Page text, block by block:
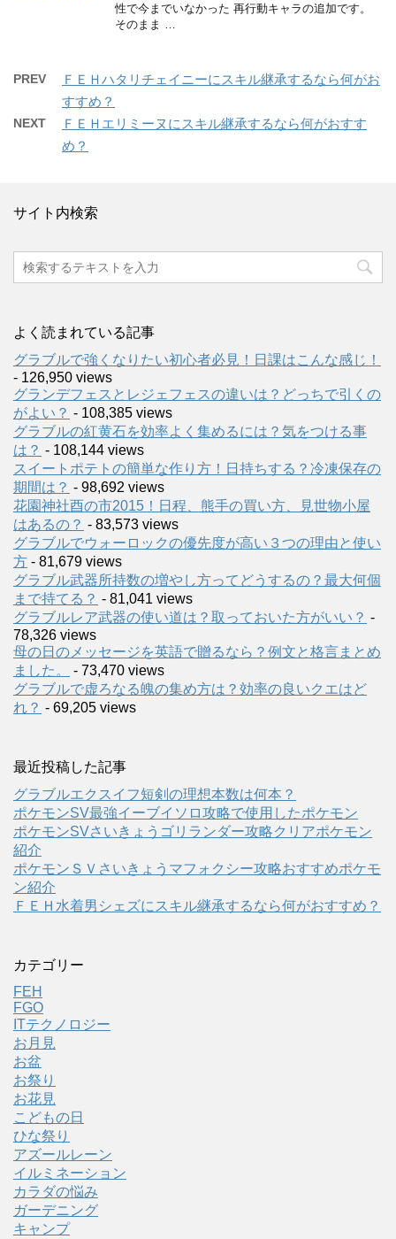
性で今までいなかった 再行動キャラの追加です。
そのまま …
PREV
ＦＥＨハタリチェイニーにスキル継承するなら何がお
すすめ？
NEXT
ＦＥＨエリミーヌにスキル継承するなら何がおすす
め？
サイト内検索
よく読まれている記事
グラブルで強くなりたい初心者必見！日課はこんな感じ！
- 126,950 views
グランデフェスとレジェフェスの違いは？どっちで引くの
がよい？ - 108,385 views
グラブルの紅黄石を効率よく集めるには？気をつける事
は？ - 108,144 views
スイートポテトの簡単な作り方！日持ちする？冷凍保存の
期間は？ - 98,692 views
花園神社酉の市2015！日程、熊手の買い方、見世物小屋
はあるの？ - 83,573 views
グラブルでウォーロックの優先度が高い３つの理由と使い
方 - 81,679 views
グラブル武器所持数の増やし方ってどうするの？最大何個
まで持てる？ - 81,041 views
グラブルレア武器の使い道は？取っておいた方がいい？ -
78,326 views
母の日のメッセージを英語で贈るなら？例文と格言まとめ
ました。
- 73,470 views
グラブルで虚ろなる魄の集め方は？効率の良いクエはど
れ？ - 69,205 views
最近投稿した記事
グラブルエクスイフ短剣の理想本数は何本？
ポケモンSV最強イーブイソロ攻略で使用したポケモン
ポケモンSVさいきょうゴリランダー攻略クリアポケモン
紹介
ポケモンＳＶさいきょうマフォクシー攻略おすすめポケモ
ン紹介
ＦＥＨ水着男シェズにスキル継承するなら何がおすすめ？
カテゴリー
FEH
FGO
ITテクノロジー
お月見
お盆
お祭り
お花見
こどもの日
ひな祭り
アズールレーン
イルミネーション
カラダの悩み
ガーデニング
キャンプ